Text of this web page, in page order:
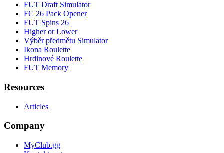
FUT Draft Simulator
FC 26 Pack Opener
FUT Spins 26
Higher or Lower
Výběr předmětu Simulator
Ikona Roulette
Hrdinové Roulette
FUT Memory
Resources
Articles
Company
MyClub.gg